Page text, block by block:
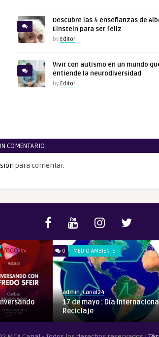
Descubre las 4 enseñanzas de
Einstein para ser feliz
by Editor
Vivir con autismo en un mundo
entiende la neurodiversidad
by Editor
COMENTARIO
para comentar.
0 MEDIO AMBIENTE
admin_canal24
17 de mayo : Día
Reciclaje